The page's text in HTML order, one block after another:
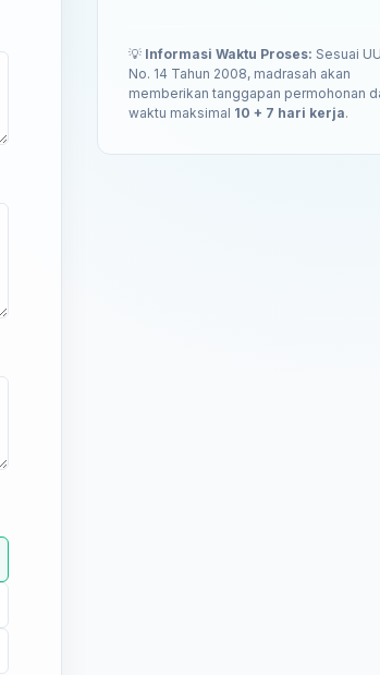
💡 Informasi Waktu Proses: Sesuai
No. 14 Tahun 2008, madrasah akan
memberikan tanggapan permohonan
waktu maksimal 10 + 7 hari kerja.